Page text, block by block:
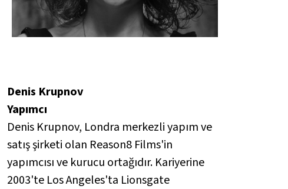
Denis Krupnov
Yapımcı
Denis Krupnov, Londra merkezli yapım ve
satış şirketi olan Reason8 Films'in
yapımcısı ve kurucu ortağıdır. Kariyerine
2003'te Los Angeles'ta Lionsgate